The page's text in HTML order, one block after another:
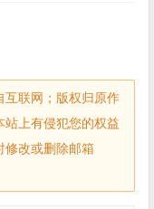
互联网；版权归原作
上有侵犯您的权益
修改或删除邮箱